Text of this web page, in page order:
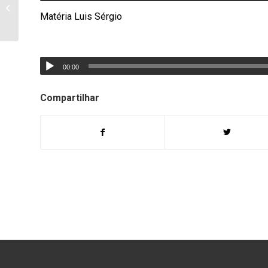
Matéria Luis Sérgio
00:00
Compartilhar
Colação de Grau do
Colégio Ecel 2019